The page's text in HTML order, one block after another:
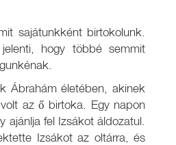
sajátunkként birtokolunk.
hogy többé semmit
Ábrahám életében, akinek
az ő birtoka. Egy napon
ajánlja fel Izsákot áldozatul.
Izsákot az oltárra, és